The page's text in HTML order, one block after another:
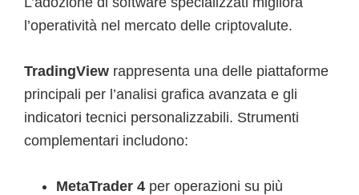
l’operatività nel mercato delle criptovalute.
TradingView rappresenta una delle piattaforme
principali per l’analisi grafica avanzata e gli
indicatori tecnici personalizzabili. Strumenti
complementari includono:
MetaTrader 4 per operazioni su più